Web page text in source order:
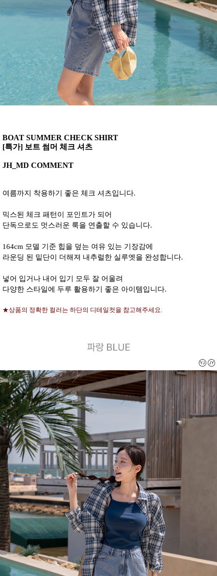
BOAT SUMMER CHECK SHIRT
[특가] 보트 썸머 체크 셔츠
JH_MD COMMENT
여름까지 착용하기 좋은 체크 셔츠입니다.
믹스된 체크 패턴이 포인트가 되어
단독으로도 멋스러운 룩을 연출할 수 있습니다.
164cm 모델 기준 힙을 덮는 여유 있는 기장감에
라운딩 된 밑단이 더해져 내추럴한 실루엣을 완성합니다.
넣어 입거나 내어 입기 모두 잘 어울려
다양한 스타일에 두루 활용하기 좋은 아이템입니다.
★상품의 정확한 컬러는 하단의 디테일컷을 참고해주세요.